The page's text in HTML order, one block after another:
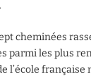
cheminées
parmi les plus
l’école française